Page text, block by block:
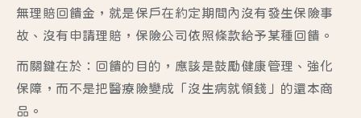
無理賠回饋金 ，就是保戶在約定期間內沒有發生保險事
故、沒有申請理賠，保險公司依照條款給予某種回饋。
而關鍵在於： 回饋的目的，應該是鼓勵健康管理、強化
保障，而不是把醫療險變成「沒生病就領錢」的還本商
品。